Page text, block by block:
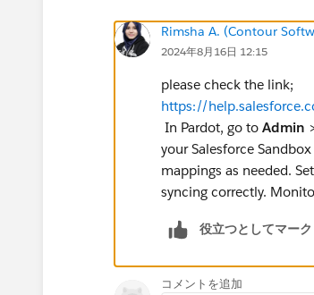
Rimsha A. (Contour
2024年8月16日 12:15
please check the link;
https://
In Pardot, go to Admin
your Salesforce
mappings as needed.
syncing correctly.
役立つとしてマーク
コメントを追加